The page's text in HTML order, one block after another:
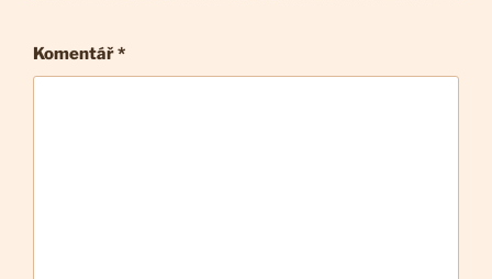
Komentář*